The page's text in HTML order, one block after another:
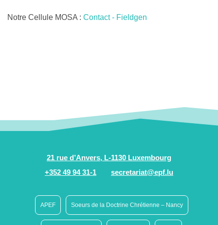
Notre Cellule MOSA : Contact - Fieldgen
21 rue d’Anvers, L-1130 Luxembourg
+352 49 94 31-1
secretariat@epf.lu
APEF Soeurs de la Doctrine Chrétienne – Nancy